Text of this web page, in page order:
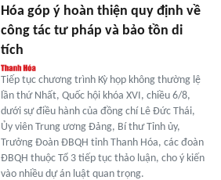
Hóa góp ý hoàn thiện quy định về
công tác tư pháp và bảo tồn di
tích
Tiếp tục chương trình Kỳ họp không thường lệ
lần thứ Nhất, Quốc hội khóa XVI, chiều 6/8,
dưới sự điều hành của đồng chí Lê Đức Thái,
Ủy viên Trung ương Đảng, Bí thư Tỉnh ủy,
Trưởng Đoàn ĐBQH tỉnh Thanh Hóa, các đoàn
ĐBQH thuộc Tổ 3 tiếp tục thảo luận, cho ý kiến
vào nhiều dự án luật quan trọng.